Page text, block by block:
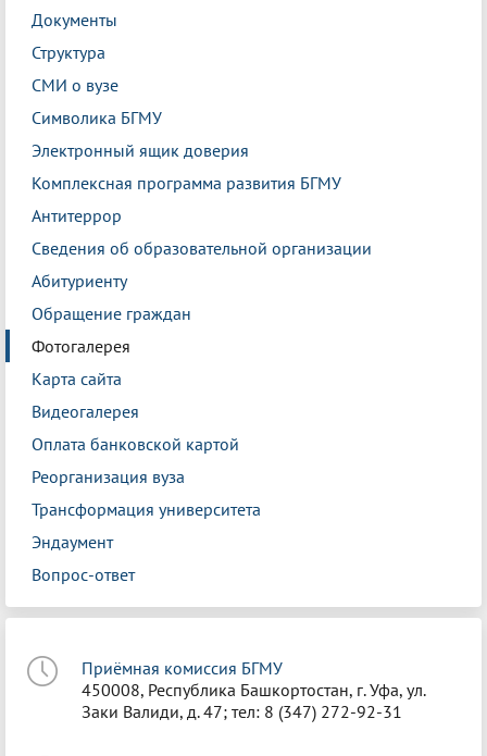
Документы
Структура
СМИ о вузе
Символика БГМУ
Электронный ящик доверия
Комплексная программа развития БГМУ
Антитеррор
Сведения об образовательной организации
Абитуриенту
Обращение граждан
Фотогалерея
Карта сайта
Видеогалерея
Оплата банковской картой
Реорганизация вуза
Трансформация университета
Эндаумент
Вопрос-ответ
Приёмная комиссия БГМУ
450008, Республика Башкортостан, г. Уфа, ул.
Заки Валиди, д. 47; тел: 8 (347) 272-92-31